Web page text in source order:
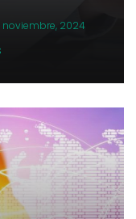
noviembre, 2024